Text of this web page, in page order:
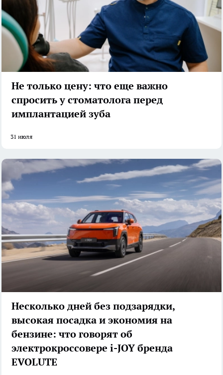
Не только цену: что еще важно
спросить у стоматолога перед
имплантацией зуба
31 июля
Несколько дней без подзарядки,
высокая посадка и экономия на
бензине: что говорят об
электрокроссовере i-JOY бренда
EVOLUTE